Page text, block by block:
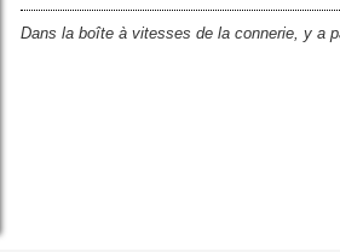
Dans la boîte à vitesses de la connerie, y a